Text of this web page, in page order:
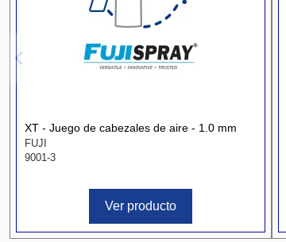
XT - Juego de cabezales de aire - 1.0 mm
FUJI
9001-3
Ver producto